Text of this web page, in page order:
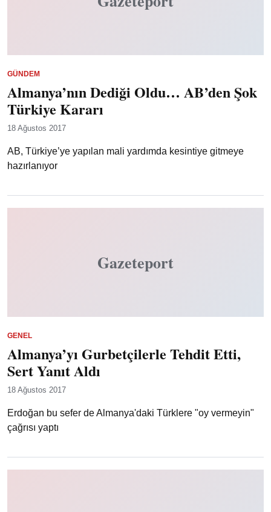
GÜNDEM
Almanya’nın Dediği Oldu… AB’den Şok
Türkiye Kararı
18 Ağustos 2017
AB, Türkiye’ye yapılan mali yardımda kesintiye gitmeye
hazırlanıyor
Gazeteport
GENEL
Almanya’yı Gurbetçilerle Tehdit Etti,
Sert Yanıt Aldı
18 Ağustos 2017
Erdoğan bu sefer de Almanya'daki Türklere "oy vermeyin"
çağrısı yaptı